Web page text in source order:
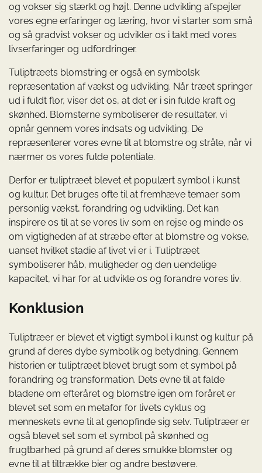
og vokser sig stærkt og højt. Denne udvikling afspejler
vores egne erfaringer og læring, hvor vi starter som små
og så gradvist vokser og udvikler os i takt med vores
livserfaringer og udfordringer.
Tuliptræets blomstring er også en symbolsk
repræsentation af vækst og udvikling. Når træet springer
ud i fuldt flor, viser det os, at det er i sin fulde kraft og
skønhed. Blomsterne symboliserer de resultater, vi
opnår gennem vores indsats og udvikling. De
repræsenterer vores evne til at blomstre og stråle, når vi
nærmer os vores fulde potentiale.
Derfor er tuliptræet blevet et populært symbol i kunst
og kultur. Det bruges ofte til at fremhæve temaer som
personlig vækst, forandring og udvikling. Det kan
inspirere os til at se vores liv som en rejse og minde os
om vigtigheden af at stræbe efter at blomstre og vokse,
uanset hvilket stadie af livet vi er i. Tuliptræet
symboliserer håb, muligheder og den uendelige
kapacitet, vi har for at udvikle os og forandre vores liv.
Konklusion
Tuliptræer er blevet et vigtigt symbol i kunst og kultur på
grund af deres dybe symbolik og betydning. Gennem
historien er tuliptræet blevet brugt som et symbol på
forandring og transformation. Dets evne til at falde
bladene om efteråret og blomstre igen om foråret er
blevet set som en metafor for livets cyklus og
menneskets evne til at genopfinde sig selv. Tuliptræer er
også blevet set som et symbol på skønhed og
frugtbarhed på grund af deres smukke blomster og
evne til at tiltrække bier og andre bestøvere.